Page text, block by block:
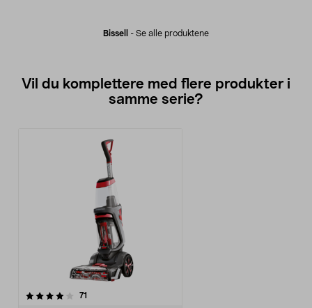
Bissell - Se alle produktene
Vil du komplettere med flere produkter i
samme serie?
71